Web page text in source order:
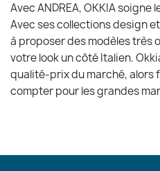
Avec ANDREA, OKKIA soigne
Avec ses collections design
à proposer des modèles très
votre look un côté Italien.
qualité-prix du marché, alors
compter pour les grandes